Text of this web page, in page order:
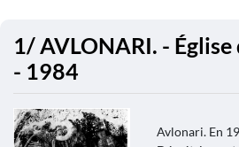
1/ AVLONARI. -
- 1984
Avlonari. En